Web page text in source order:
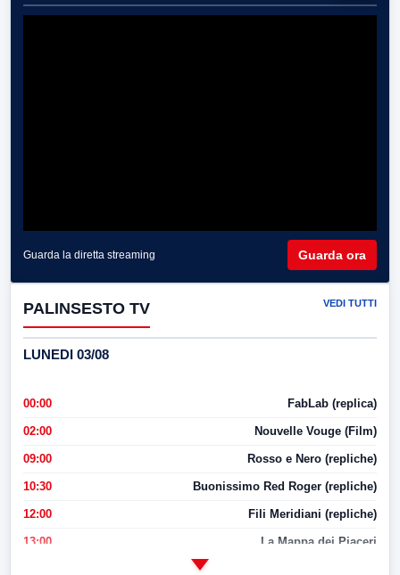
Guarda la diretta streaming Guarda ora
PALINSESTO TV VEDI TUTTI
LUNEDI 03/08
00:00 FabLab (replica)
02:00 Nouvelle Vouge (Film)
09:00 Rosso e Nero (repliche)
10:30 Buonissimo Red Roger (repliche)
12:00 Fili Meridiani (repliche)
13:00 La Mappa dei Piaceri